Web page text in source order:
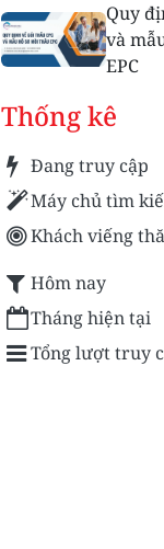
Quy
và
EPC
Thống kê
Đang truy cập
Máy chủ tìm
Khách viếng
Hôm nay
Tháng hiện tại
Tổng lượt truy